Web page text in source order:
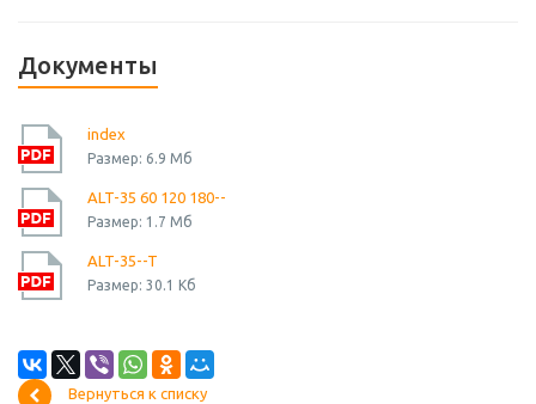
Документы
index
Размер: 6.9 Мб
ALT-35 60 120 180--
Размер: 1.7 Мб
ALT-35--T
Размер: 30.1 Кб
Вернуться к списку